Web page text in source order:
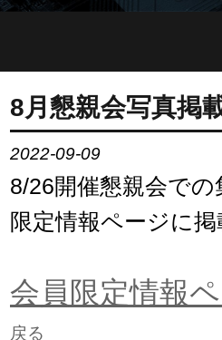
JMAについて
会員情報
イベント案内
会員限定情報
8月懇親会写真掲
2022-09-09
8/26開催懇親会での
限定情報ページに掲
会員限定情報
戻る